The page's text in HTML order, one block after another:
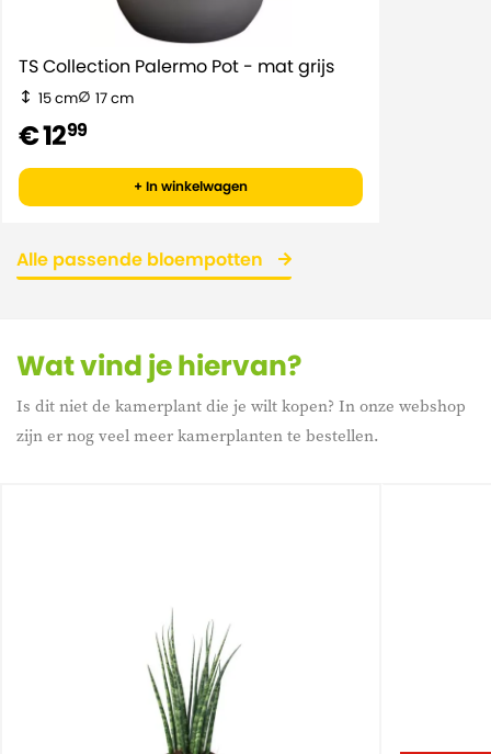
TS Collection Palermo Pot - mat grijs
15 cm 17 cm
€ 1299
+ In winkelwagen
Alle passende bloempotten
Wat vind je hiervan?
Is dit niet de kamerplant die je wilt kopen? In onze webshop
zijn er nog veel meer kamerplanten te bestellen.